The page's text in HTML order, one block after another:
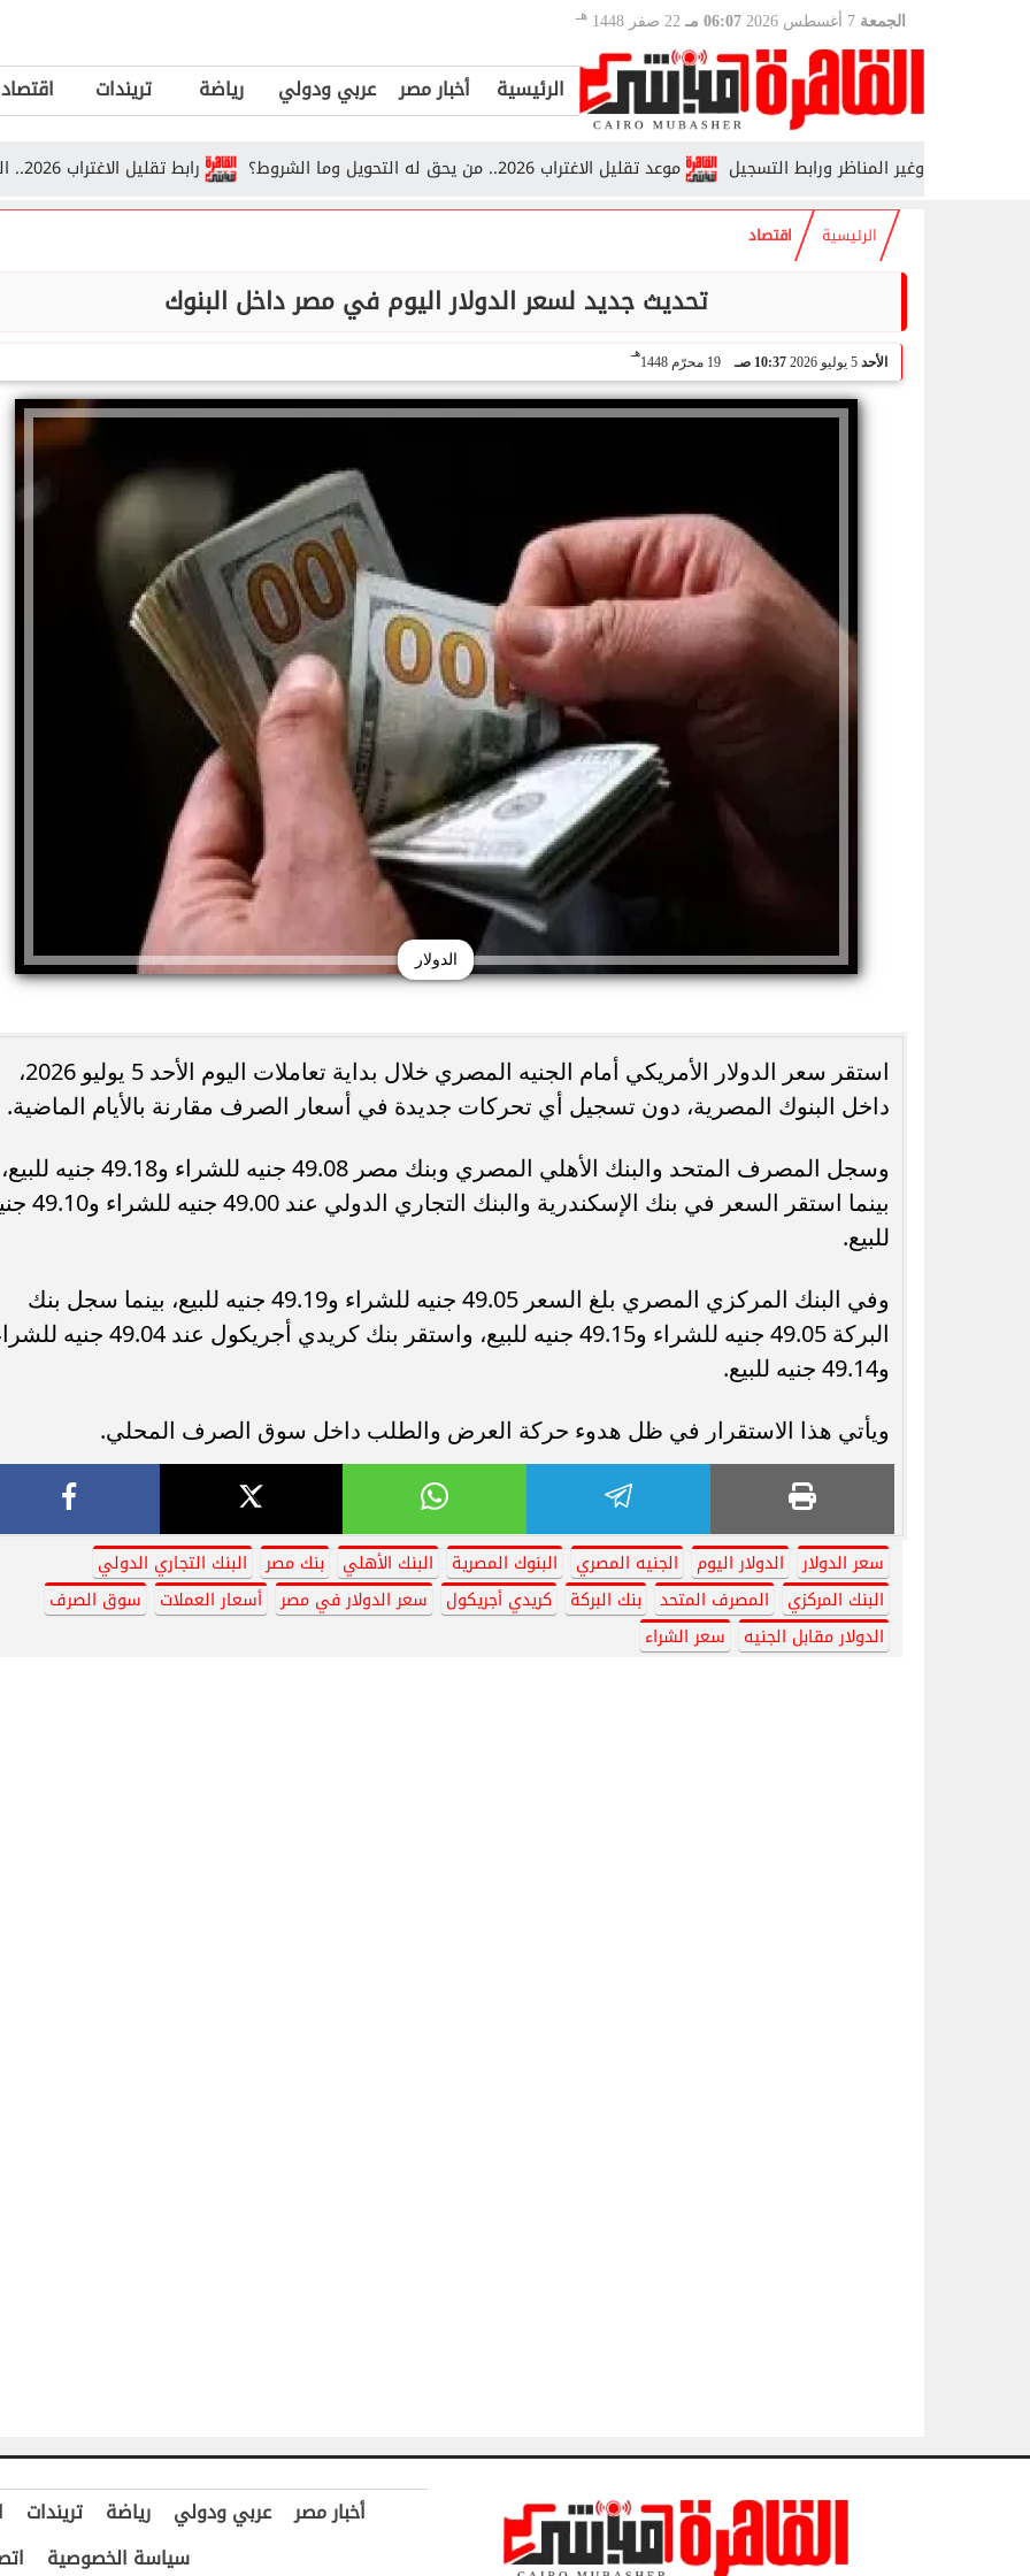
الجمعة 06:07 مـ 22 صفر 1448 هـ
الرئيسية أخبار مصر عربي ودولي رياضة تريندات اقتصاد
رابط تقليل الاغتراب 2026.. الشروط وخطوات التحويل بين الكليات موعد تقليل الاغتراب 2026.. من يحق له التحويل وما الشروط؟
الرئيسية اقتصاد
تحديث جديد لسعر الدولار اليوم في مصر داخل البنوك
الأحد 5 يوليو 2026 10:37 صـ 19 محرّم 1448
هـ
الدولار
استقر سعر الدولار الأمريكي أمام الجنيه المصري خلال بداية تعاملات اليوم الأحد 5 يوليو 2026،
داخل البنوك المصرية، دون تسجيل أي تحركات جديدة في أسعار الصرف مقارنة بالأيام الماضية.
وسجل المصرف المتحد والبنك الأهلي المصري وبنك مصر 49.08 جنيه للشراء و49.18 جنيه للبيع،
بينما استقر السعر في بنك الإسكندرية والبنك
للبيع.
وفي البنك المركزي المصري بلغ السعر 49.05 جنيه للشراء و49.19 جنيه للبيع، بينما سجل بنك
البركة 49.05 جنيه للشراء و49.15 جنيه للبيع، واستقر بنك كريدي أجريكول عند 49.04
و49.14 جنيه للبيع.
ويأتي هذا الاستقرار في ظل هدوء حركة العرض والطلب داخل سوق الصرف المحلي.
سعر الدولار الدولار اليوم الجنيه المصري البنوك المصرية البنك الأهلي بنك مصر
البنك التجاري الدولي
البنك المركزي
المصرف المتحد بنك البركة كريدي أجريكول سعر الدولار في مصر أسعار العملات
سوق الصرف
الدولار مقابل الجنيه
سعر الشراء
رسميًا.. جدول امتحانات الشهادة الإعدادية
الدور الثاني بالقاهرة 2026
رابط تقليل الاغتراب 2026.. الشروط وخطوات
التحويل بين الكليات
موعد تقليل الاغتراب 2026.. من
التحويل وما الشروط؟
أخبار مصر عربي ودولي رياضة تريندات
سياسة الخصوصية